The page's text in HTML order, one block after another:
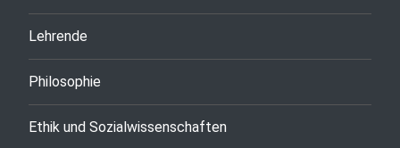
Lehrende
Philosophie
Ethik und Sozialwissenschaften